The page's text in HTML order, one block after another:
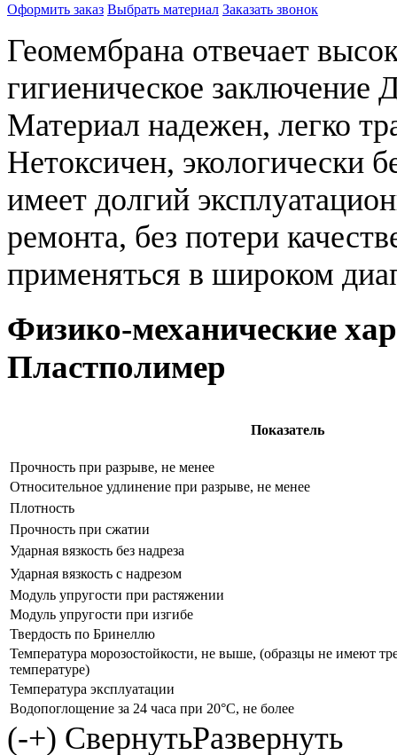
Оформить заказ Выбрать материал Заказать звонок
Геомембрана отвечает
гигиеническое заключение
Материал надежен, легко
Нетоксичен, экологически
имеет долгий
ремонта, без потери
применяться в широком
Физико-механические
Пластполимер
Показатель
Прочность при разрыве, не менее
Относительное удлинение при разрыве, не менее
Плотность
Прочность при сжатии
Ударная вязкость без надреза
Ударная вязкость с надрезом
Модуль упругости при растяжении
Модуль упругости при изгибе
Твердость по Бринеллю
Температура морозостойкости, не выше, (образцы не имеют
температуре)
Температура эксплуатации
Водопоглощение за 24 часа при 20°С, не более
(-+) СвернутьРазвернуть